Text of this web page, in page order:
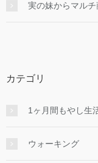
実の妹からマル
カテゴリ
1ヶ月間もやし生
ウォーキング